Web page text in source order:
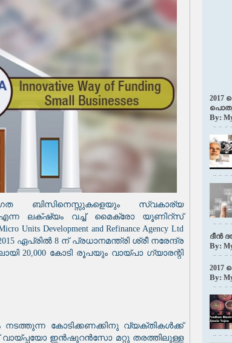
ബിസിനെസ്സുകളെയും സ്വകാര്യ
എന്ന ലക്‌ഷ്യം വച്ച് മൈക്രോ യൂണിറ്സ്
Development and Refinance Agency Ltd
ഏപ്രിൽ 8 ന് പ്രധാനമന്ത്രി ശ്രീ നരേന്ദ്ര
20,000 കോടി രൂപയും വായ്‌പാ ഗ്യാരന്റി
നടത്തുന്ന കോടിക്കണക്കിനു വ്യക്തികൾക്ക്
വായ്പ്പയോ ഇൻഷുറൻസോ മറ്റു തരത്തിലുള്ള
2017
By:
ദീൻ
By:
2017
By: